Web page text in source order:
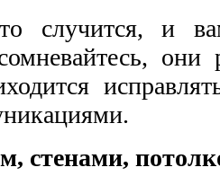
случится, и
они
стенами,